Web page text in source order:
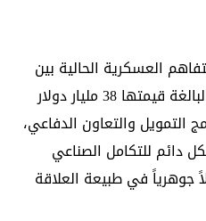
العسكرية الحالية بين
الولايات المتحدة وإسرائيل، والبالغة قيمتها 38 مليار دولار
برامج التمويل والتعاون الدفاعي،
المادة (219) لهيكل دائم للتكامل الصناعي
جوهرياً في طبيعة العلاقة